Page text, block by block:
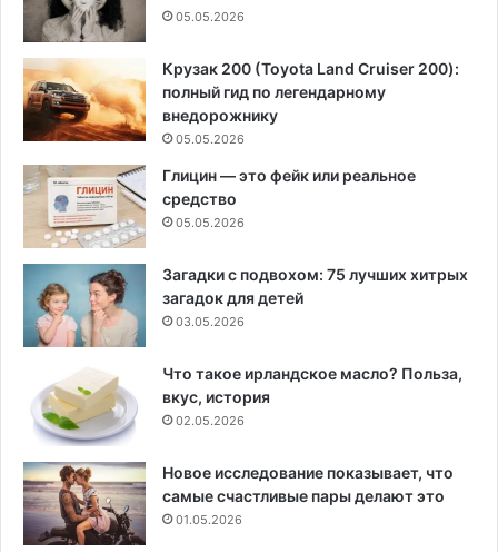
05.05.2026
Крузак 200 (Toyota Land Cruiser 200):
полный гид по легендарному
внедорожнику
05.05.2026
Глицин — это фейк или реальное
средство
05.05.2026
Загадки с подвохом: 75 лучших хитрых
загадок для детей
03.05.2026
Что такое ирландское масло? Польза,
вкус, история
02.05.2026
Новое исследование показывает, что
самые счастливые пары делают это
01.05.2026